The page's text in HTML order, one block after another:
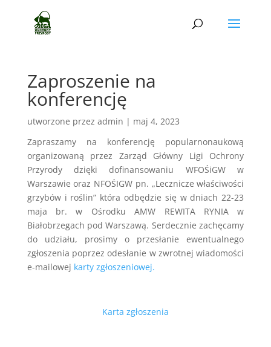
Zaproszenie na
konferencję
utworzone przez admin | maj 4, 2023
Zapraszamy na konferencję popularnonaukową
organizowaną przez Zarząd Główny Ligi Ochrony
Przyrody dzięki dofinansowaniu WFOŚiGW w
Warszawie oraz NFOŚIGW pn. „Lecznicze właściwości
grzybów i roślin” która odbędzie się w dniach 22-23
maja br. w Ośrodku AMW REWITA RYNIA w
Białobrzegach pod Warszawą. Serdecznie zachęcamy
do udziału, prosimy o przesłanie ewentualnego
zgłoszenia poprzez odesłanie w zwrotnej wiadomości
e-mailowej karty zgłoszeniowej.
Karta zgłoszenia